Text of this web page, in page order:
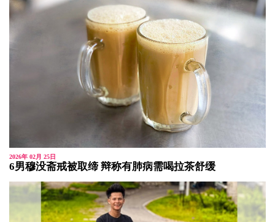
2026年 02月 25日
6男穆没斋戒被取缔 辩称有肺病需喝拉茶舒缓